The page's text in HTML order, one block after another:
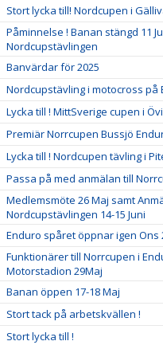
Stort lycka till! Nordcupen i
Påminnelse ! Banan stängd 11
Nordcupstävlingen
Banvärdar för 2025
Nordcupstävling i motocross på
Lycka till ! MittSverige cupen i
Premiär Norrcupen Bussjö
Lycka till ! Nordcupen tävling i
Passa på med anmälan till
Medlemsmöte 26 Maj samt
Nordcupstävlingen 14-15 Juni
Enduro spåret öppnar igen Ons
Funktionärer till Norrcupen i
Motorstadion 29Maj
Banan öppen 17-18 Maj
Stort tack på arbetskvällen !
Stort lycka till !